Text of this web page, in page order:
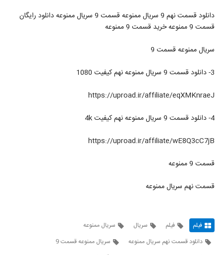
دانلود قسمت نهم 9 سریال ممنوعه قسمت 9 سریال ممنوعه دانلود رایگان
قسمت 9 ممنوعه خرید قسمت 9 ممنوعه
سریال ممنوعه قسمت 9
3- دانلود قسمت 9 سریال ممنوعه نهم کیفیت 1080
https://uproad.ir/affiliate/eqXMKnraeJ
4- دانلود قسمت 9 سریال ممنوعه نهم کیفیت 4k
https://uproad.ir/affiliate/wE8Q3cC7jB
قسمت 9 ممنوعه
قسمت نهم سریال ممنوعه
فیلم فیلم سریال
سریال ممنوعه
دانلود قسمت نهم سریال ممنوعه
سریال ممنوعه قسمت 9